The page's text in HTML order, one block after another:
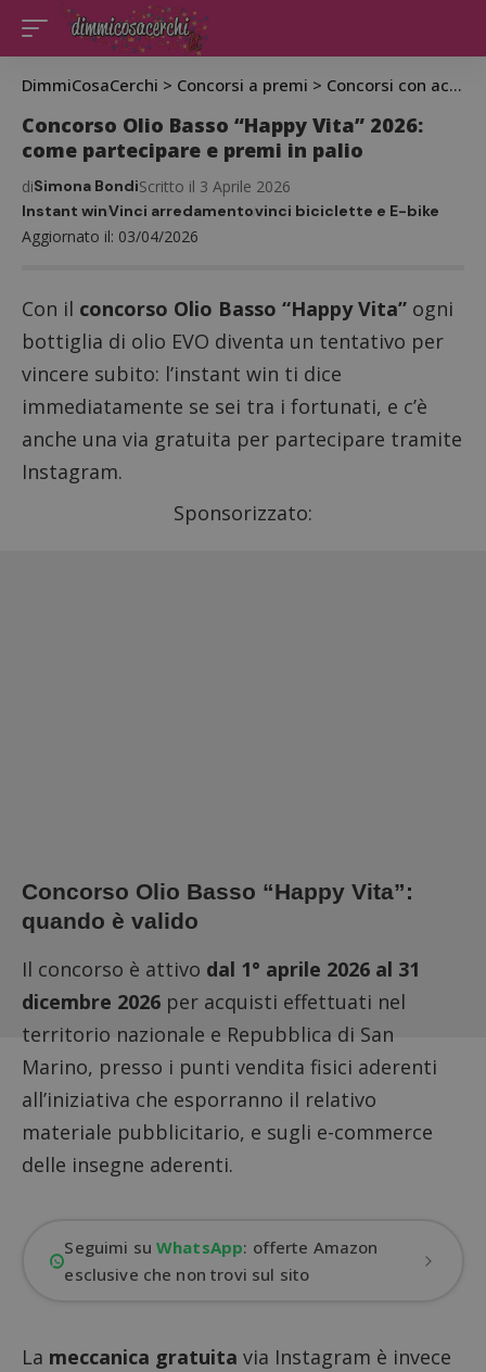
DimmiCosaCerchi > Concorsi a premi > Concorsi con acquisto
Concorso Olio Basso “Happy Vita” 2026:
come partecipare e premi in palio
Aggiornato il: 03/04/2026
diSimona BondiScritto il 3 Aprile 2026
Instant winVinci arredamentovinci biciclette e E-bike
Con il concorso Olio Basso “Happy Vita” ogni
bottiglia di olio EVO diventa un tentativo per
vincere subito: l’instant win ti dice
immediatamente se sei tra i fortunati, e c’è
anche una via gratuita per partecipare tramite
Instagram.
Sponsorizzato:
Concorso Olio Basso “Happy Vita”:
quando è valido
Il concorso è attivo dal 1° aprile 2026 al 31
dicembre 2026 per acquisti effettuati nel
territorio nazionale e Repubblica di San
Marino, presso i punti vendita fisici aderenti
all’iniziativa che esporranno il relativo
materiale pubblicitario, e sugli e-commerce
delle insegne aderenti.
Seguimi suWhatsApp: offerte Amazon
esclusive che non trovi sul sito
La meccanica gratuita via Instagram è invece